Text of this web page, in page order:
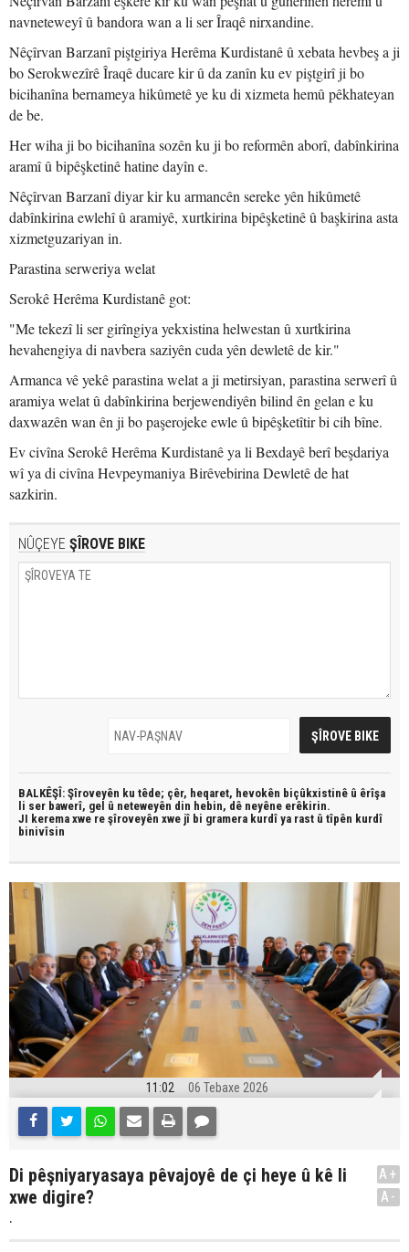
navneteweyî û bandora wan a li ser Îraqê nirxandine.
Nêçîrvan Barzanî piştgiriya Herêma Kurdistanê û xebata hevbeş a ji
bo Serokwezîrê Îraqê ducare kir û da zanîn ku ev piştgirî ji bo
bicihanîna bernameya hikûmetê ye ku di xizmeta hemû pêkhateyan
de be.
Her wiha ji bo bicihanîna sozên ku ji bo reformên aborî, dabînkirina
aramî û bipêşketinê hatine dayîn e.
Nêçîrvan Barzanî diyar kir ku armancên sereke yên hikûmetê
dabînkirina ewlehî û aramiyê, xurtkirina bipêşketinê û başkirina asta
xizmetguzariyan in.
Parastina serweriya welat
Serokê Herêma Kurdistanê got:
"Me tekezî li ser girîngiya yekxistina helwestan û xurtkirina
hevahengiya di navbera saziyên cuda yên dewletê de kir."
Armanca vê yekê parastina welat a ji metirsiyan, parastina serwerî û
aramiya welat û dabînkirina berjewendiyên bilind ên gelan e ku
daxwazên wan ên ji bo paşerojeke ewle û bipêşketîtir bi cih bîne.
Ev civîna Serokê Herêma Kurdistanê ya li Bexdayê berî beşdariya
wî ya di civîna Hevpeymaniya Birêvebirina Dewletê de hat
sazkirin.
NÛÇEYE ŞÎROVE BIKE
BALKÊŞÎ: Şîroveyên ku têde; çêr, heqaret, hevokên biçûkxistinê û êrîşa
li ser bawerî, gel û neteweyên din hebin, dê neyêne erêkirin.
JI kerema xwe re şîroveyên xwe jî bi gramera kurdî ya rast û tîpên kurdî
binivîsin
11:02 06 Tebaxe 2026
Di pêşniyaryasaya pêvajoyê de çi heye û kê li
xwe digire?
.
A+
A-